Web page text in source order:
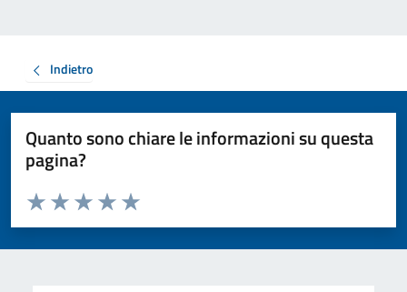
Indietro
Quanto sono chiare le informazioni su questa
pagina?
Valuta da 1 a 5 stelle la pagina
Valuta 5 stelle su 5
Valuta 4 stelle su 5
Valuta 3 stelle su 5
Valuta 2 stelle su 5
Valuta 1 stelle su 5